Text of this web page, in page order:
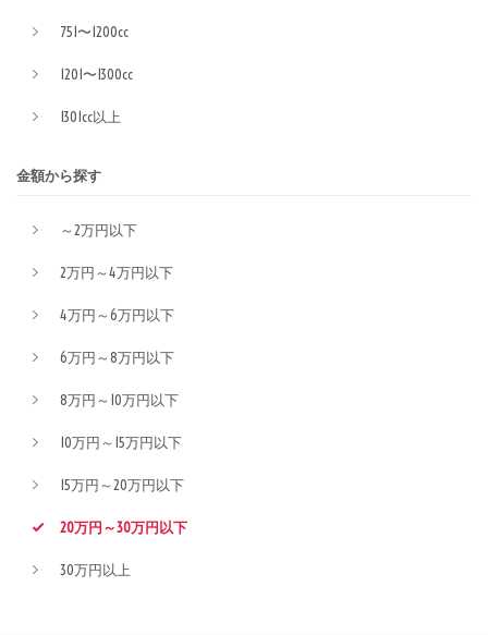
751〜1200cc
1201〜1300cc
1301cc以上
金額から探す
～2万円以下
2万円～4万円以下
4万円～6万円以下
6万円～8万円以下
8万円～10万円以下
10万円～15万円以下
15万円～20万円以下
20万円～30万円以下
30万円以上